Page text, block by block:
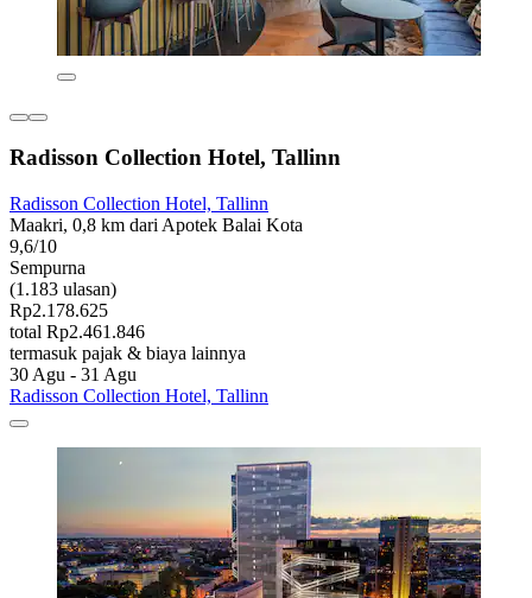
Radisson Collection Hotel, Tallinn
Radisson Collection Hotel, Tallinn
Maakri, 0,8 km dari Apotek Balai Kota
9,6/10
Sempurna
(1.183 ulasan)
Rp2.178.625
total Rp2.461.846
termasuk pajak & biaya lainnya
30 Agu - 31 Agu
Radisson Collection Hotel, Tallinn